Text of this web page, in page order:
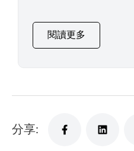
閱讀更多
分享: